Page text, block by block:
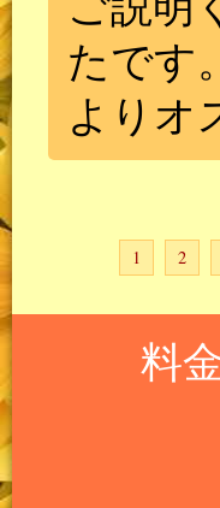
たです
よりオ
1 2
料